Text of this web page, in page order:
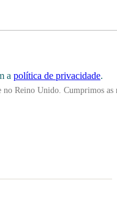
a política de privacidade.
no Reino Unido. Cumprimos